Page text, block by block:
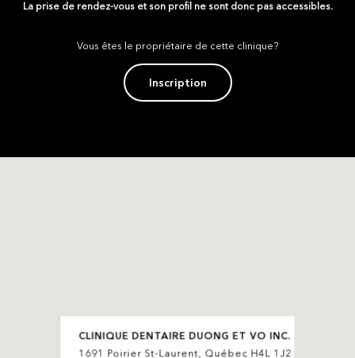
La prise de rendez-vous et son profil ne sont donc pas accessibles.
Vous êtes le propriétaire de cette clinique?
Inscription
CLINIQUE DENTAIRE DUONG ET VO INC.
1691 Poirier St-Laurent, Québec H4L 1J2